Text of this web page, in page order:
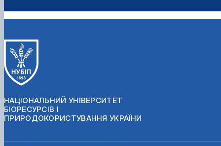
НАЦІОНАЛЬНИЙ УНІВЕРСИТЕТ
БІОРЕСУРСІВ І
ПРИРОДОКОРИСТУВАННЯ УКРАЇНИ